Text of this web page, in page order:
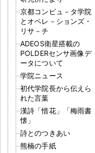
京都コンピュ－タ学院
とオペレ－ションズ・
リサ－チ
ADEOS衛星搭載の
POLDERセンサ画像デ
ータについて
学院ニュース
初代学院長から伝えら
れた言葉
漢詩「惜花」「梅雨書
懐」
詩とのつきあい
熊楠の手紙